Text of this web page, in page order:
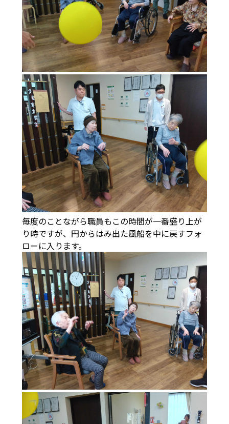
毎度のことながら職員もこの時間が一番盛り上が
り時ですが、円からはみ出た風船を中に戻すフォ
ローに入ります。